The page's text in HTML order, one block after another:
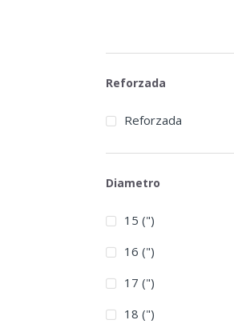
Reforzada
Reforzada
Diametro
15 (")
16 (")
17 (")
18 (")